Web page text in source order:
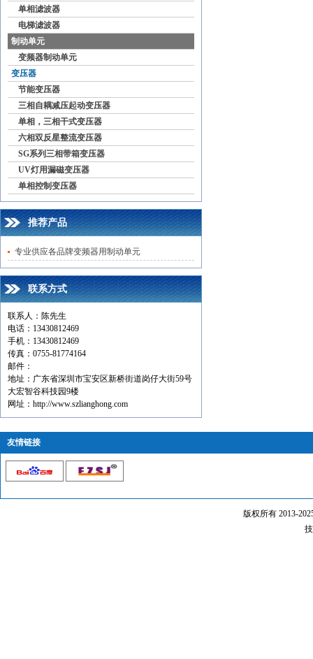
单相滤波器
电梯滤波器
制动单元
变频器制动单元
变压器
节能变压器
三相自耦减压起动变压器
单相，三相干式变压器
六相双反星整流变压器
SG系列三相带箱变压器
UV灯用漏磁变压器
单相控制变压器
推荐产品
专业供应各品牌变频器用制动单元
联系方式
联系人：陈先生
电话：13430812469
手机：13430812469
传真：0755-81774164
邮件：
地址：广东省深圳市宝安区新桥街道岗仔大街59号
大宏智谷科技园9楼
网址：http://www.szlianghong.com
友情链接
版权所有 2013-